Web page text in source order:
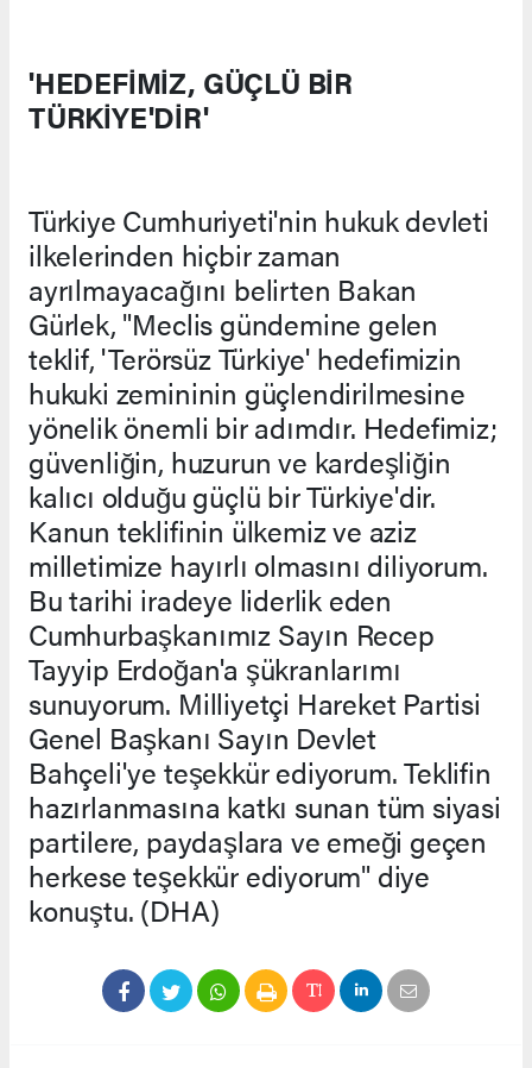
'HEDEFİMİZ, GÜÇLÜ BİR
TÜRKİYE'DİR'
Türkiye Cumhuriyeti'nin hukuk devleti
ilkelerinden hiçbir zaman
ayrılmayacağını belirten Bakan
Gürlek, "Meclis gündemine gelen
teklif, 'Terörsüz Türkiye' hedefimizin
hukuki zemininin güçlendirilmesine
yönelik önemli bir adımdır. Hedefimiz;
güvenliğin, huzurun ve kardeşliğin
kalıcı olduğu güçlü bir Türkiye'dir.
Kanun teklifinin ülkemiz ve aziz
milletimize hayırlı olmasını diliyorum.
Bu tarihi iradeye liderlik eden
Cumhurbaşkanımız Sayın Recep
Tayyip Erdoğan'a şükranlarımı
sunuyorum. Milliyetçi Hareket Partisi
Genel Başkanı Sayın Devlet
Bahçeli'ye teşekkür ediyorum. Teklifin
hazırlanmasına katkı sunan tüm siyasi
partilere, paydaşlara ve emeği geçen
herkese teşekkür ediyorum" diye
konuştu. (DHA)